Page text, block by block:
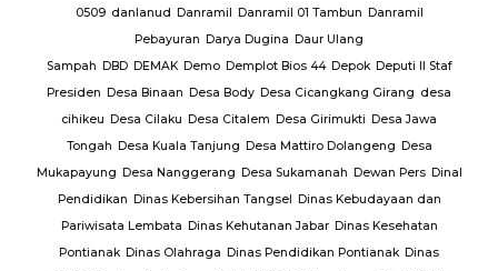
0509 danlanud Danramil Danramil 01 Tambun Danramil
Pebayuran Darya Dugina Daur Ulang
Sampah DBD DEMAK Demo Demplot Bios 44 Depok Deputi II Staf
Presiden Desa Binaan Desa Body Desa Cicangkang Girang desa
cihikeu Desa Cilaku Desa Citalem Desa Girimukti Desa Jawa
Tongah Desa Kuala Tanjung Desa Mattiro Dolangeng Desa
Mukapayung Desa Nanggerang Desa Sukamanah Dewan Pers Dinal
Pendidikan Dinas Kebersihan Tangsel Dinas Kebudayaan dan
Pariwisata Lembata Dinas Kehutanan Jabar Dinas Kesehatan
Pontianak Dinas Olahraga Dinas Pendidikan Pontianak Dinas